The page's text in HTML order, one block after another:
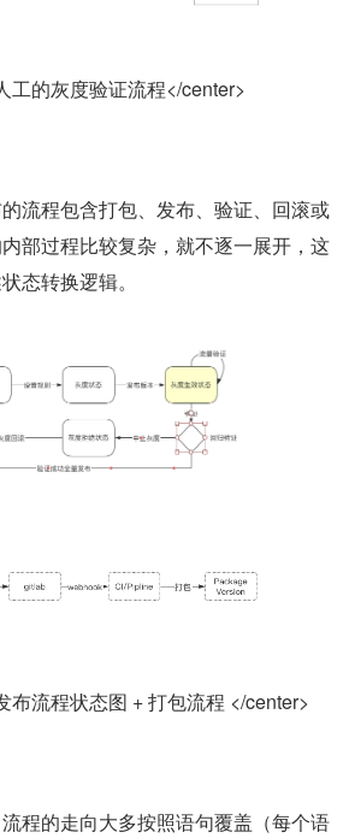
工的灰度验证流程</center>
流程包含打包、发布、验证、回滚或
部过程比较复杂，就不逐一展开，这
态转换逻辑。
布流程状态图 + 打包流程 </center>
程的走向大多按照语句覆盖（每个语